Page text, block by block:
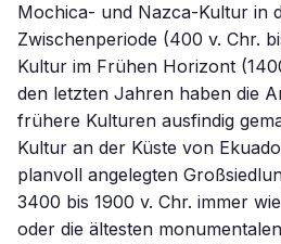
Mochica- und Nazca-Kultur in
Zwischenperiode (400 v. Chr.
Kultur im Frühen Horizont
den letzten Jahren haben die
frühere Kulturen ausfindig
Kultur an der Küste von
planvoll angelegten
3400 bis 1900 v. Chr. immer
oder die ältesten